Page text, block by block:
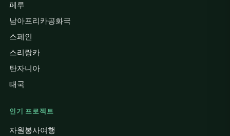
페루
남아프리카공화국
스페인
스리랑카
탄자니아
태국
인기 프로젝트
자원봉사여행